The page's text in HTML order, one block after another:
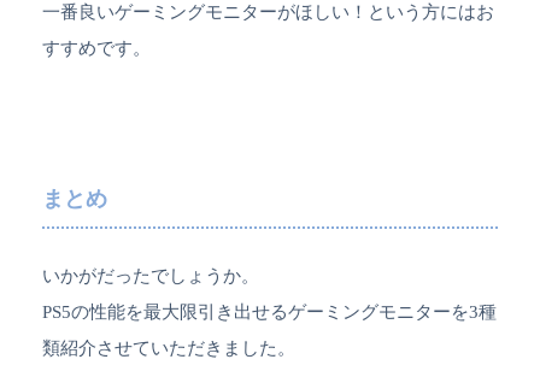
一番良いゲーミングモニターがほしい！という方にはお
すすめです。
まとめ
いかがだったでしょうか。
PS5の性能を最大限引き出せるゲーミングモニターを3種
類紹介させていただきました。